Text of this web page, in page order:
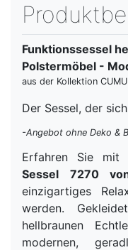
Funktionssessel
Polstermöbel -
aus der Kollektion
Der Sessel, der
-Angebot ohne Deko &
Erfahren Sie mit
Sessel 7270
einzigartiges
werden.
hellbraunen
modernen,